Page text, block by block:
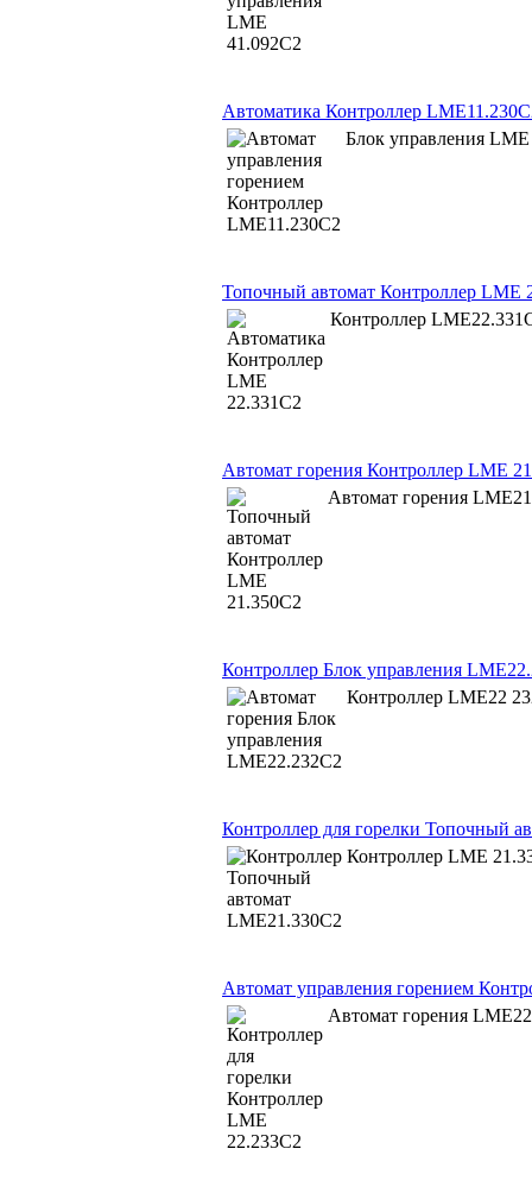
Автоматика Контроллер
Блок управления
Топочный автомат Контроллер LME
Контроллер
Автомат горения Контроллер LME
Автомат горения
Контроллер Блок управления
Контроллер LME22
Контроллер для горелки Топочный
Контроллер LME
Автомат управления горением
Автомат горения